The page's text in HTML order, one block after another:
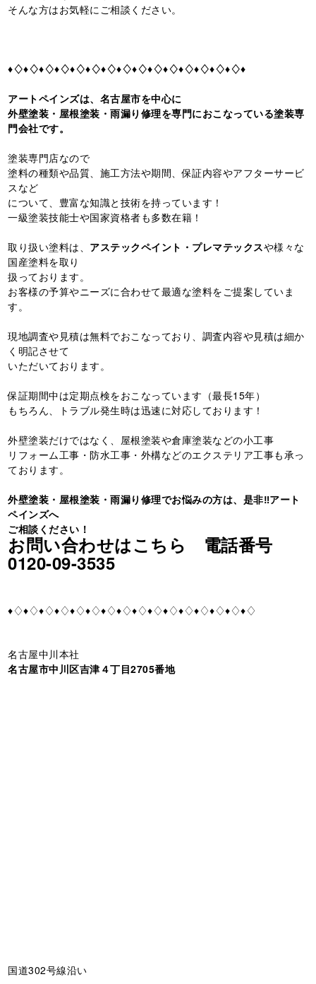
そんな方はお気軽にご相談ください。
♦♢♦♢♦♢♦♢♦♢♦♢♦♢♦♢♦♢♦♢♦♢♦♢♦♢♦♢♦♢♦
アートペインズは、名古屋市を中心に
外壁塗装・屋根塗装・雨漏り修理を専門におこなっている塗装専
門会社です。
塗装専門店なので
塗料の種類や品質、施工方法や期間、保証内容やアフターサービ
スなど
について、豊富な知識と技術を持っています！
一級塗装技能士や国家資格者も多数在籍！
取り扱い塗料は、 アステックペイント・プレマテックスや様々な
国産塗料を取り
扱っております。
お客様の予算やニーズに合わせて最適な塗料をご提案していま
す。
現地調査や見積は無料でおこなっており、調査内容や見積は細か
く明記させて
いただいております。
保証期間中は定期点検をおこなっています（最長15年）
もちろん、トラブル発生時は迅速に対応しております！
外壁塗装だけではなく、屋根塗装や倉庫塗装などの小工事
リフォーム工事・防水工事・外構などのエクステリア工事も承っ
ております。
外壁塗装・屋根塗装・雨漏り修理でお悩みの方は、是非‼️アート
ペインズへ
ご相談ください！
お問い合わせはこちら 電話番号
0120-09-3535
♦♢♦♢♦♢♦♢♦♢♦♢♦♢♦♢♦♢♦♢♦♢♦♢♦♢♦♢♦♢♦♢
名古屋中川本社
名古屋市中川区吉津４丁目2705番地
国道302号線沿い